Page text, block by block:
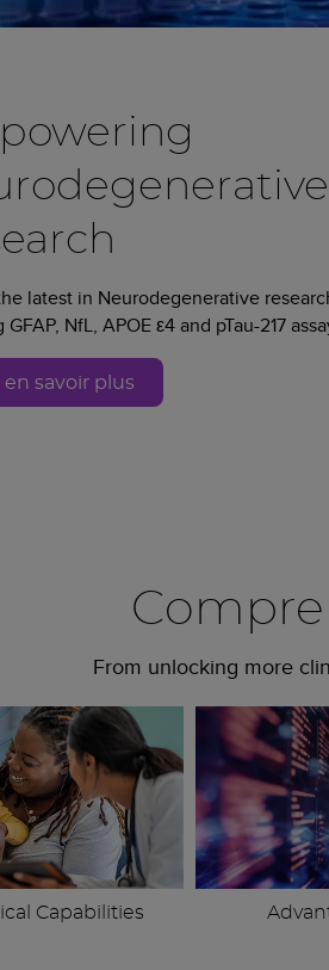
latest in Neurodegenerative
NfL, APOE ε4 and pTau-217
en savoir plus
From unlocking more
Capabilities